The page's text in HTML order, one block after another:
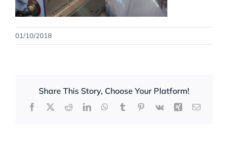
01/10/2018
Share This Story, Choose Your Platform!
Facebook
X RedditLinkedInWhatsApp
TumblrPinterest
Vk Xing Correo